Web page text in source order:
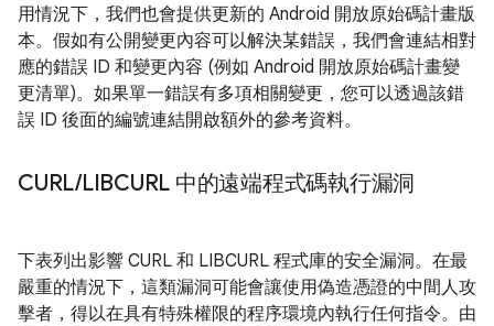
用情況下，我們也會提供更新的 Android 開放原始碼計畫版
本。假如有公開變更內容可以解決某錯誤，我們會連結相對
應的錯誤 ID 和變更內容 (例如 Android 開放原始碼計畫變
更清單)。如果單一錯誤有多項相關變更，您可以透過該錯
誤 ID 後面的編號連結開啟額外的參考資料。
CURL/LIBCURL 中的遠端程式碼執行漏洞
下表列出影響 CURL 和 LIBCURL 程式庫的安全漏洞。在最
嚴重的情況下，這類漏洞可能會讓使用偽造憑證的中間人攻
擊者，得以在具有特殊權限的程序環境內執行任何指令。由